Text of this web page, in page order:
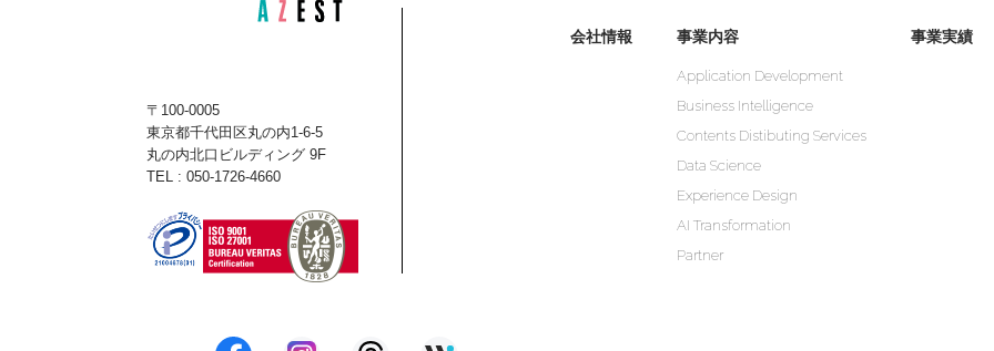
〒100-0005
東京都千代田区丸の内1-6-5
丸の内北口ビルディング 9F
TEL : 050-1726-4660
会社情報 事業内容
Application Development
Business Intelligence
Contents Distibuting Services
Data Science
Experience Design
AI Transformation
Partner
事業実績